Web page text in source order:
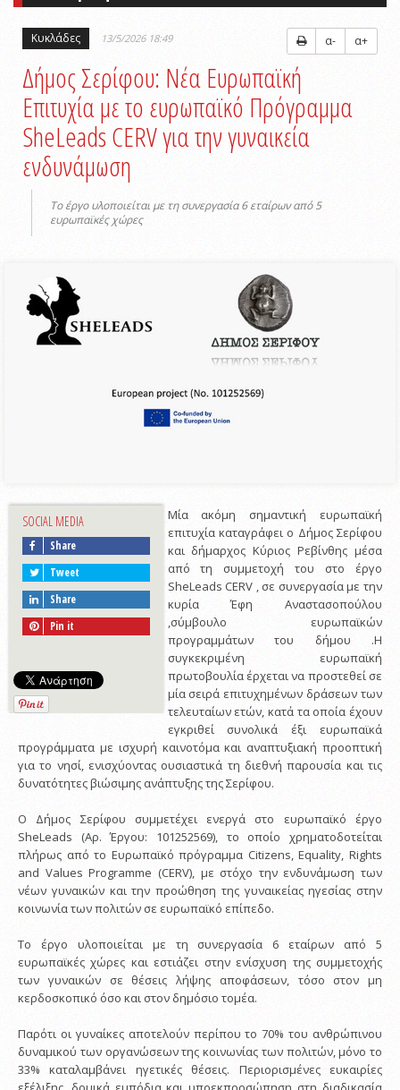
Κυκλάδες 13/5/2026 18:49 α- α+
Δήμος Σερίφου: Νέα Ευρωπαϊκή
Επιτυχία με το ευρωπαϊκό Πρόγραμμα
SheLeads CERV για την γυναικεία
ενδυνάμωση
Το έργο υλοποιείται με τη συνεργασία 6 εταίρων από 5
ευρωπαϊκές χώρες
SOCIAL MEDIA
Share
Tweet
Share
Pin it
Μία ακόμη σημαντική ευρωπαϊκή
επιτυχία καταγράφει ο Δήμος Σερίφου
και δήμαρχος Κύριος Ρεβίνθης μέσα
από τη συμμετοχή του στο έργο
SheLeads CERV , σε συνεργασία με την
κυρία Έφη Αναστασοπούλου
,σύμβουλο ευρωπαϊκών
προγραμμάτων του δήμου .Η
συγκεκριμένη ευρωπαϊκή
πρωτοβουλία έρχεται να προστεθεί σε
μία σειρά επιτυχημένων δράσεων των
τελευταίων ετών, κατά τα οποία έχουν
εγκριθεί συνολικά έξι ευρωπαϊκά
προγράμματα με ισχυρή καινοτόμα και αναπτυξιακή προοπτική
για το νησί, ενισχύοντας ουσιαστικά τη διεθνή παρουσία και τις
δυνατότητες βιώσιμης ανάπτυξης της Σερίφου.
Ο Δήμος Σερίφου συμμετέχει ενεργά στο ευρωπαϊκό έργο
SheLeads (Αρ. Έργου: 101252569), το οποίο χρηματοδοτείται
πλήρως από το Ευρωπαϊκό πρόγραμμα Citizens, Equality, Rights
and Values Programme (CERV), με στόχο την ενδυνάμωση των
νέων γυναικών και την προώθηση της γυναικείας ηγεσίας στην
κοινωνία των πολιτών σε ευρωπαϊκό επίπεδο.
Το έργο υλοποιείται με τη συνεργασία 6 εταίρων από 5
ευρωπαϊκές χώρες και εστιάζει στην ενίσχυση της συμμετοχής
των γυναικών σε θέσεις λήψης αποφάσεων, τόσο στον μη
κερδοσκοπικό όσο και στον δημόσιο τομέα.
Παρότι οι γυναίκες αποτελούν περίπου το 70% του ανθρώπινου
δυναμικού των οργανώσεων της κοινωνίας των πολιτών, μόνο το
33% καταλαμβάνει ηγετικές θέσεις. Περιορισμένες ευκαιρίες